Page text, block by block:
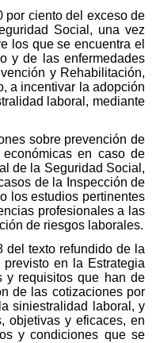
por ciento del exceso de
Social, una vez
los que se encuentra el
y de las enfermedades
y Rehabilitación,
a incentivar la adopción
laboral, mediante
sobre prevención de
en caso de
de la Seguridad Social,
de la Inspección de
los estudios pertinentes
profesionales a las
de riesgos laborales.
del texto refundido de la
en la Estrategia
y requisitos que han de
de las cotizaciones por
siniestralidad laboral, y
objetivas y eficaces, en
y condiciones que se